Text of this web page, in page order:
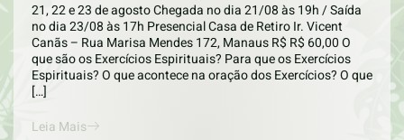
21, 22 e 23 de agosto Chegada no dia 21/08 às 19h / Saída
no dia 23/08 às 17h Presencial Casa de Retiro Ir. Vicent
Canãs – Rua Marisa Mendes 172, Manaus R$ R$ 60,00 O
que são os Exercícios Espirituais? Para que os Exercícios
Espirituais? O que acontece na oração dos Exercícios? O que
[…]
Leia Mais